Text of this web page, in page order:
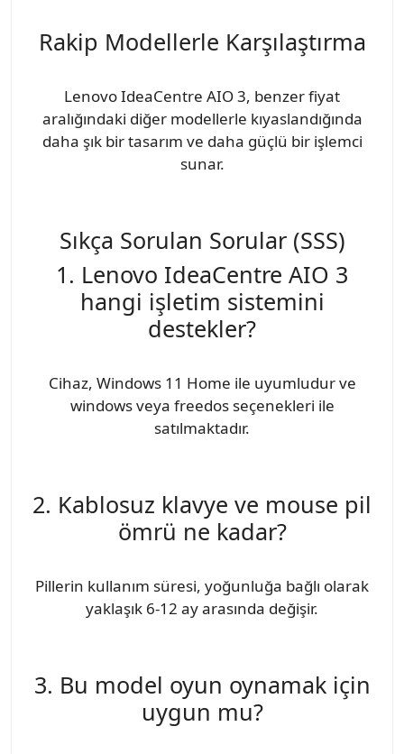
Rakip Modellerle Karşılaştırma
Lenovo IdeaCentre AIO 3, benzer fiyat
aralığındaki diğer modellerle kıyaslandığında
daha şık bir tasarım ve daha güçlü bir işlemci
sunar.
Sıkça Sorulan Sorular (SSS)
1. Lenovo IdeaCentre AIO 3
hangi işletim sistemini
destekler?
Cihaz, Windows 11 Home ile uyumludur ve
windows veya freedos seçenekleri ile
satılmaktadır.
2. Kablosuz klavye ve mouse pil
ömrü ne kadar?
Pillerin kullanım süresi, yoğunluğa bağlı olarak
yaklaşık 6-12 ay arasında değişir.
3. Bu model oyun oynamak için
uygun mu?